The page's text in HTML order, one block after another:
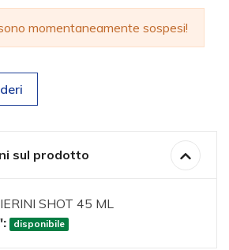
momentaneamente sospesi!
sul prodotto
SHOT 45 ML
disponibile